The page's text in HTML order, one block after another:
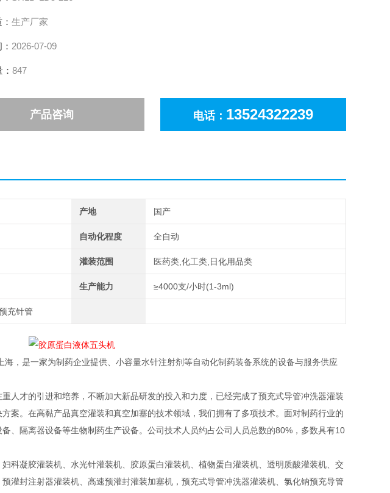
生产厂家
2026-07-09
847
产品咨询 电话： 13524322239
产地 国产
自动化程度 全自动
灌装范围 医药类,化工类,日化用品类
生产能力 ≥4000支/小时(1-3ml)
充针管
，是一家为制药企业提供、小容量水针注射剂等自动化制药装备系统的设备与服务供应
人才的引进和培养，不断加大新品研发的投入和力度，已经完成了预充式导管冲洗器灌装
案。在高黏产品真空灌装和真空加塞的技术领域，我们拥有了多项技术。面对制药行业的
、隔离器设备等生物制药生产设备。公司技术人员约占公司人员总数的80%，多数具有10
科凝胶灌装机、水光针灌装机、胶原蛋白灌装机、植物蛋白灌装机、透明质酸灌装机、交
灌封注射器灌装机、高速预灌封灌装加塞机，预充式导管冲洗器灌装机、氯化钠预充导管